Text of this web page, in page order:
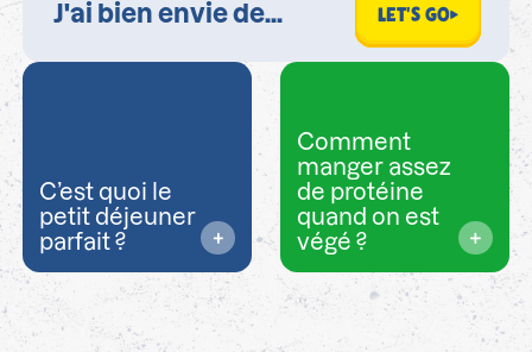
LET'S GO
C’est quoi le
petit déjeuner
parfait ?
Comment
manger assez
de protéine
quand on est
végé ?